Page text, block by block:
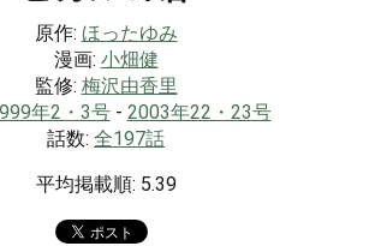
原作: ほったゆみ
漫画: 小畑健
監修: 梅沢由香里
年2・3号- 2003年22・23号
話数: 全197話
平均掲載順: 5.39